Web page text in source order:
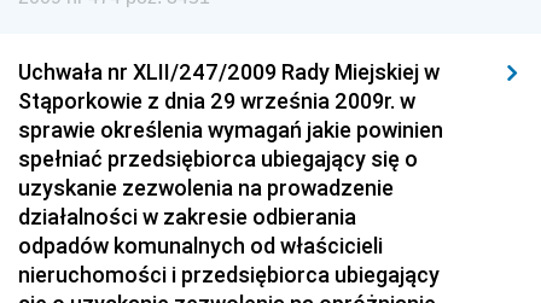
Dziennik Urzędowy Ministra Rozwoju i Finansów
Dziennik Urzędowy Wyższego Urzędu Górniczego
Dziennik Urzędowy Prezesa Urzędu Transportu
Kolejowego
Dziennik Urzędowy Ministra Przedsiębiorczości i
Technologii
Uchwała nr XLII/247/2009 Rady Miejskiej w
Stąporkowie z dnia 29 września 2009r. w
sprawie określenia wymagań jakie powinien
spełniać przedsiębiorca ubiegający się o
uzyskanie zezwolenia na prowadzenie
działalności w zakresie odbierania
odpadów komunalnych od właścicieli
nieruchomości i przedsiębiorca ubiegający